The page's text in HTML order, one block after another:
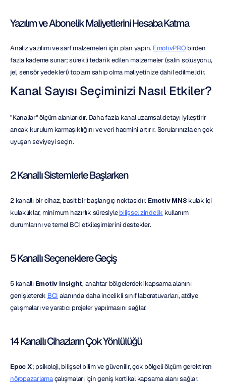
Yazılım ve Abonelik Maliyetlerini Hesaba Katma
Analiz yazılımı ve sarf malzemeleri için plan yapın. EmotivPRO birden
fazla kademe sunar; sürekli tedarik edilen malzemeler (salin solüsyonu,
jel, sensör yedekleri) toplam sahip olma maliyetinize dahil edilmelidir.
Kanal Sayısı Seçiminizi Nasıl Etkiler?
"Kanallar" ölçüm alanlarıdır. Daha fazla kanal uzamsal detayı iyileştirir
ancak kurulum karmaşıklığını ve veri hacmini artırır. Sorularınızla en çok
uyuşan seviyeyi seçin.
2 Kanallı Sistemlerle Başlarken
2 kanallı bir cihaz, basit bir başlangıç noktasıdır. Emotiv MN8 kulak içi
kulaklıklar, minimum hazırlık süresiyle bilişsel zindelik kullanım
durumlarını ve temel BCI etkileşimlerini destekler.
5 Kanallı Seçeneklere Geçiş
5 kanallı Emotiv Insight, anahtar bölgelerdeki kapsama alanını
genişleterek BCI alanında daha incelikli sınıf laboratuvarları, atölye
çalışmaları ve yaratıcı projeler yapılmasını sağlar.
14 Kanallı Cihazların Çok Yönlülüğü
Epoc X
nöropazarlama çalışmaları için geniş kortikal kapsama alanı sağlar.